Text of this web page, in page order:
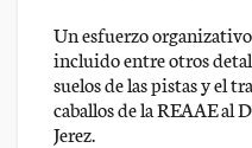
Un esfuerzo
incluido entre otros
suelos de las pistas y el
caballos de la REAAE al
Jerez.